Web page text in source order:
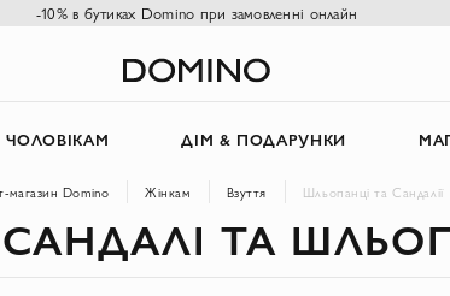
-10% в бутиках Domino при замовленні онлайн
ЧОЛОВІКАМ ДІМ & ПОДАРУНКИ
магазин Domino Жінкам Взуття Шльопанці та Сандалії
ТА